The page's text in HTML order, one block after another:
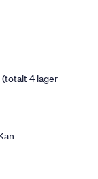
4 lager